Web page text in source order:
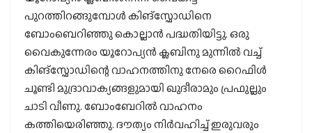
പുറത്തിറങ്ങുമ്പോൾ കിങ്സ്ഫോഡിനെ
ബോംബെറിഞ്ഞു കൊല്ലാൻ പദ്ധതിയിട്ടു. ഒരു
വൈകുന്നേരം യൂറോപ്യൻ ക്ലബിനു മുന്നിൽ വച്ച്
കിങ്സ്ഫോഡിന്റെ വാഹനത്തിനു നേരെ റൈഫിൾ
ചൂണ്ടി മുദ്രാവാക്യങ്ങളുമായി ഖുദീരാമും പ്രഫുല്ലും
ചാടി വീണു. ബോംബേറിൽ വാഹനം
കത്തിയെരിഞ്ഞു. ദൗത്യം നിർവഹിച്ച് ഇരുവരും